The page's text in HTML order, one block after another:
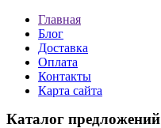
Главная
Блог
Доставка
Оплата
Контакты
Карта сайта
Каталог предложений